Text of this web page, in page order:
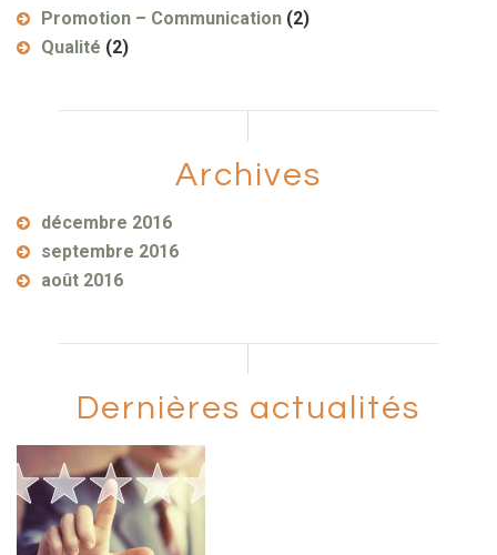
Promotion – Communication (2)
Qualité (2)
Archives
décembre 2016
septembre 2016
août 2016
Dernières actualités